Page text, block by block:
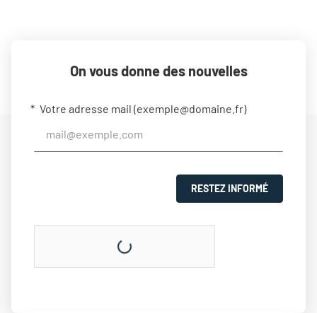
On vous donne des nouvelles
Votre adresse mail (exemple@domaine.fr)
RESTEZ INFORMÉ